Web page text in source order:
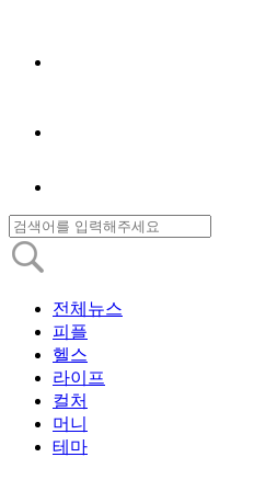
전체뉴스
피플
헬스
라이프
컬처
머니
테마